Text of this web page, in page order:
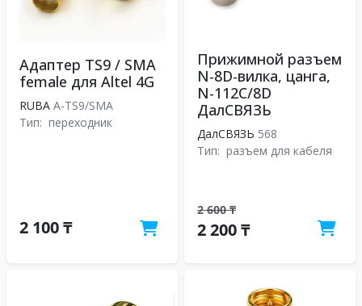
Адаптер TS9 / SMA
female для Altel 4G
RUBA А-TS9/SMA
Тип: переходник
2 100 ₸
Прижимной разъем
N-8D-вилка, цанга,
N-112C/8D
ДалСВЯЗЬ
ДалСВЯЗЬ 568
Тип: разъем для кабеля
2 600 ₸
2 200 ₸